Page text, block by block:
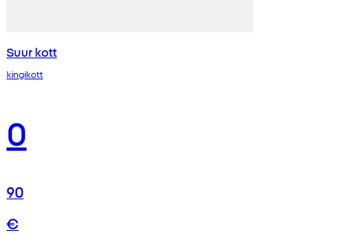
Suur kott
kingikott
0
90
€